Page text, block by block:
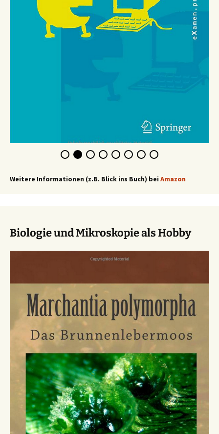
Weitere Informationen (z.B. Blick ins Buch) bei Amazon
Biologie und Mikroskopie als Hobby